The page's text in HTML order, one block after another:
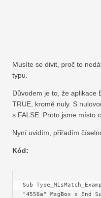
Musíte se divit, proč to
typu.
Důvodem je to, že aplikace
TRUE, kromě nuly. S
s FALSE. Proto jsme místo
Nyní uvidím, přiřadím
Kód:
Sub
"4556a" MsgBox x End